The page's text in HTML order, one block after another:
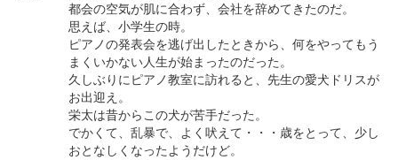
都会の空気が肌に合わず、会社を辞めてきたのだ。
思えば、小学生の時。
ピアノの発表会を逃げ出したときから、何をやってもう
まくいかない人生が始まったのだった。
久しぶりにピアノ教室に訪れると、先生の愛犬ドリスが
お出迎え。
栄太は昔からこの犬が苦手だった。
でかくて、乱暴で、よく吠えて・・・歳をとって、少し
おとなしくなったようだけど。